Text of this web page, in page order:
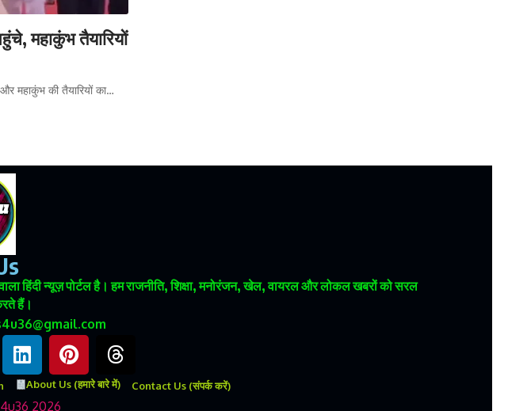
महाकुंभ तैयारियों
महाकुंभ की तैयारियों का…
हिंदी न्यूज़ पोर्टल है। हम राजनीति, शिक्षा, मनोरंजन, खेल, वायरल और लोकल खबरों को सरल
हैं।
About Us (हमारे बारे में) Contact Us (संपर्क करें)
2026